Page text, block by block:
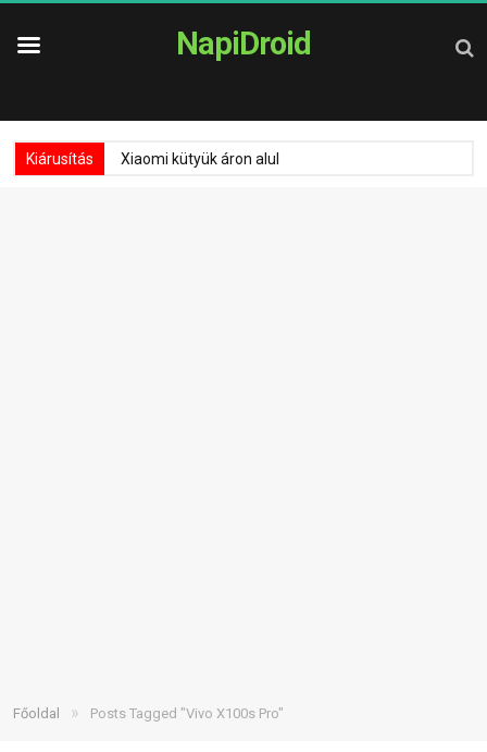
NapiDroid
Kiárusítás Xiaomi kütyük áron alul
Főoldal » Posts Tagged "Vivo X100s Pro"